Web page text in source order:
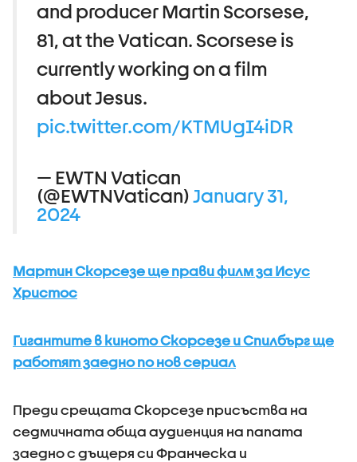
and producer Martin Scorsese,
81, at the Vatican. Scorsese is
currently working on a film
about Jesus.
pic.twitter.com/KTMUgI4iDR
— EWTN Vatican
(@EWTNVatican)January 31,
2024
Мартин Скорсезе ще прави филм за Исус
Христос
Гигантите в киното Скорсезе и Спилбърг ще
работят заедно по нов сериал
Преди срещата Скорсезе присъства на
седмичната обща аудиенция на папата
заедно с дъщеря си Франческа и